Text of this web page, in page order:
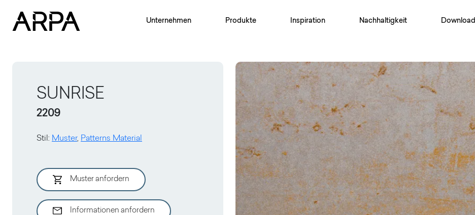
Unternehmen Produkte Inspiration Nachhaltigkeit Download
SUNRISE
2209
Stil : Muster, Patterns Material
Muster anfordern
Informationen anfordern